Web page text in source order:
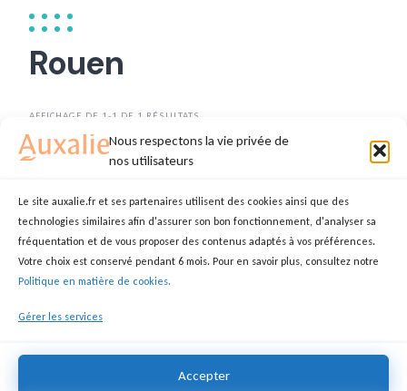
Nous respectons la vie privée de
nos utilisateurs
Le site auxalie.fr et ses partenaires utilisent des cookies ainsi que des
technologies similaires afin d'assurer son bon fonctionnement, d'analyser sa
fréquentation et de vous proposer des contenus adaptés à vos préférences.
Votre choix est conservé pendant 6 mois. Pour en savoir plus, consultez notre
Politique en matière de cookies.
Gérer les services
Accepter
Rouen
AFFICHAGE DE 1-1 DE 1 RÉSULTATS
TRIER PAR DATE
Aide à personne âgée
ZINA AIDE SOIGNANT(E)